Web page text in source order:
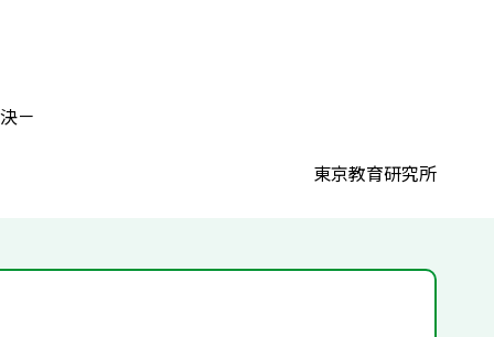
－
東京教育研究所